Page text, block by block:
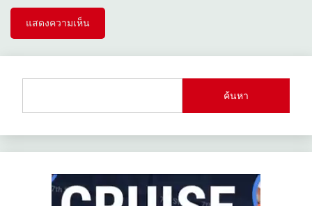
ค้นหา